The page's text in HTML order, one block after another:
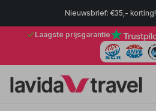
Nieuwsbrief: €35,- korting!
Laagste prijsgarantie